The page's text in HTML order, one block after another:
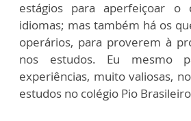
estágios para aperfeiçoar o
idiomas; mas também há os
operários, para proverem à
nos estudos. Eu mesmo
experiências, muito valiosas,
estudos no colégio Pio